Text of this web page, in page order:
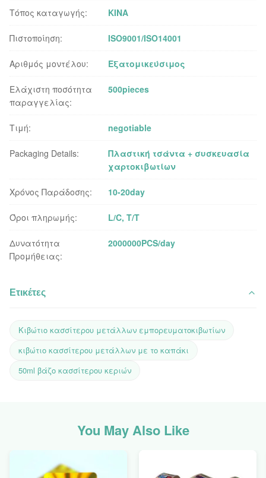
Τόπος καταγωγής: ΚΙΝΑ
Πιστοποίηση: ISO9001/ISO14001
Αριθμός μοντέλου: Εξατομικεύσιμος
Ελάχιστη ποσότητα
παραγγελίας:
500pieces
Τιμή: negotiable
Packaging Details:
Πλαστική τσάντα + συσκευασία
χαρτοκιβωτίων
Χρόνος Παράδοσης: 10-20day
Όροι πληρωμής: L/C, T/T
Δυνατότητα
Προμήθειας:
2000000PCS/day
Ετικέτες
Κιβώτιο κασσίτερου μετάλλων εμπορευματοκιβωτίων
κιβώτιο κασσίτερου μετάλλων με το καπάκι
50ml βάζο κασσίτερου κεριών
You May Also Like